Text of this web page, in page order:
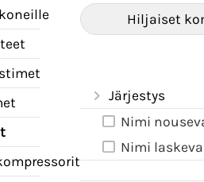
Hiljaiset
Järjestys
Nimi
Nimi laskeva